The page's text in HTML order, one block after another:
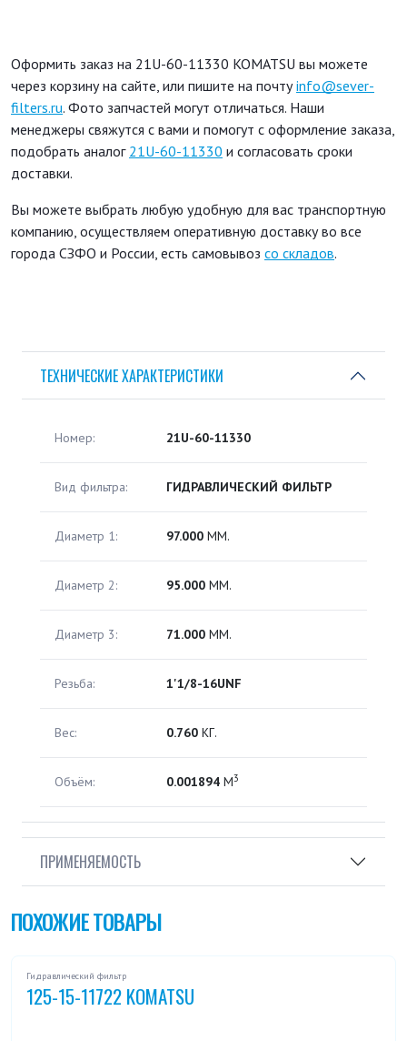
Оформить заказ на 21U-60-11330 KOMATSU вы можете
через корзину на сайте, или пишите на почтуinfo@sever-
filters.ru. Фото запчастей могут отличаться. Наши
менеджеры свяжутся с вами и помогут с оформление заказа,
подобрать аналог 21U-60-11330 и согласовать сроки
доставки.
Вы можете выбрать любую удобную для вас транспортную
компанию, осуществляем оперативную доставку во все
города СЗФО и России, есть самовывоз со складов.
ТЕХНИЧЕСКИЕ ХАРАКТЕРИСТИКИ
Номер: 21U-60-11330
Вид фильтра: ГИДРАВЛИЧЕСКИЙ ФИЛЬТР
Диаметр 1: 97.000 ММ.
Диаметр 2: 95.000 ММ.
Диаметр 3: 71.000 ММ.
Резьба: 1'1/8-16UNF
Вес: 0.760 КГ.
Объём: 0.001894 М3
ПРИМЕНЯЕМОСТЬ
ПОХОЖИЕ ТОВАРЫ
Гидравлический фильтр
125-15-11722 KOMATSU